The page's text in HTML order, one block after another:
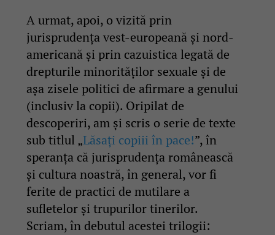
A urmat, apoi, o vizită prin
jurisprudența vest-europeană și nord-
americană și prin cazuistica legată de
drepturile minorităților sexuale și de
așa zisele politici de afirmare a genului
(inclusiv la copii). Oripilat de
descoperiri, am și scris o serie de texte
sub titlul „Lăsați copiii în pace!”, în
speranța că jurisprudența românească
și cultura noastră, în general, vor fi
ferite de practici de mutilare a
sufletelor și trupurilor tinerilor.
Scriam, în debutul acestei trilogii: